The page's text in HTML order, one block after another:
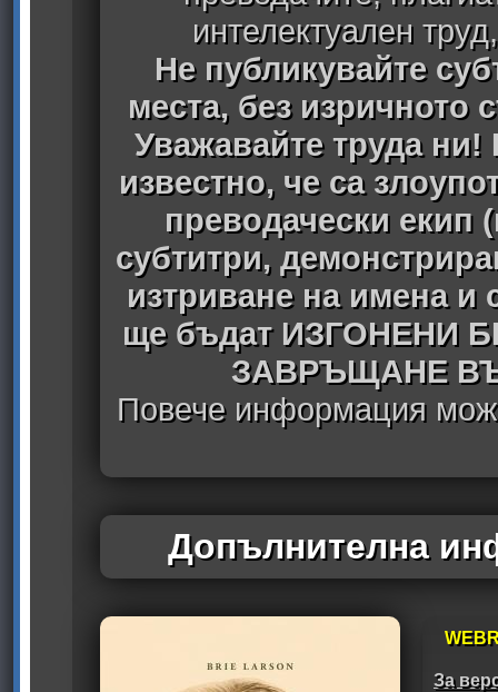
интелектуален
Не публикувайте
места, без изричното
Уважавайте труда ни!
известно, че са
преводачески екип
субтитри,
изтриване на имена
ще бъдат ИЗГОНЕНИ
ЗАВРЪЩАНЕ
Повече информация
Допълнителна
За